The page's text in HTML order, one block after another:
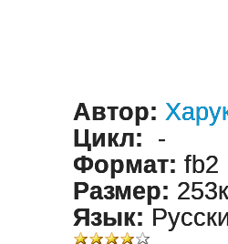
Автор:
Цикл: -
Формат: fb2
Размер:
Язык: